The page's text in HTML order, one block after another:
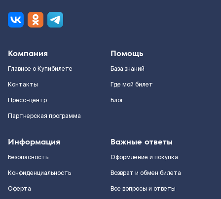
Компания
Главное о Купибилете
Контакты
Пресс-центр
Партнерская программа
Помощь
База знаний
Где мой билет
Блог
Информация
Безопасность
Конфиденциальность
Оферта
Важные ответы
Оформление и покупка
Возврат и обмен билета
Все вопросы и ответы